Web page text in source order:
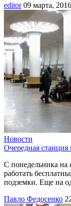
editor 09 марта,
Новости
Очередная
С понедельника на
работать
подземки. Еще на
Павло Федосенко